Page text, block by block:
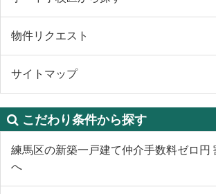
物件リクエスト
サイトマップ
こだわり条件から探す
練馬区の新築一戸建て仲介手数料ゼロ円
へ